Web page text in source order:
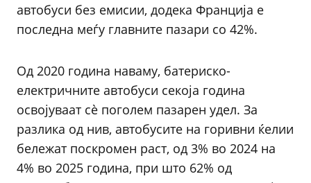
автобуси без емисии, додека Франција е
последна меѓу главните пазари со 42%.
Од 2020 година наваму, батериско-
електричните автобуси секоја година
освојуваат сè поголем пазарен удел. За
разлика од нив, автобусите на горивни ќелии
бележат поскромен раст, од 3% во 2024 на
4% во 2025 година, при што 62% од